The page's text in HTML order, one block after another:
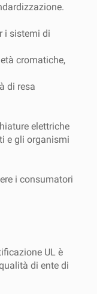
i sistemi di
cromatiche,
di resa
elettriche
e gli organismi
i consumatori
UL è
di ente di